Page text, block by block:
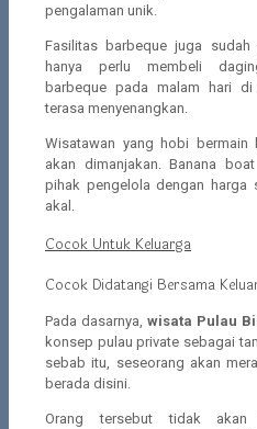
pengalaman unik.
Fasilitas barbeque juga sudah
hanya perlu membeli
barbeque pada malam hari
terasa menyenangkan.
Wisatawan yang hobi bermain
akan dimanjakan. Banana
pihak pengelola dengan harga
akal.
Cocok Untuk Keluarga
Cocok Didatangi Bersama
Pada dasarnya, wisata Pulau
konsep pulau private sebagai
sebab itu, seseorang akan
berada disini.
Orang tersebut tidak akan